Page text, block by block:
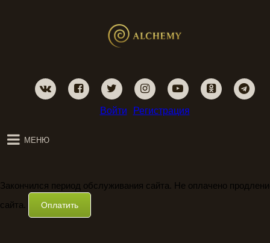
Войти Регистрация
МЕНЮ
Закончился период обслуживания сайта. Не оплачено
сайта.
Оплатить